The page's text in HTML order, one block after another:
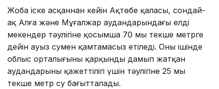
Жоба іске асқаннан кейін Ақтөбе қаласы, сондай-
ақ Алға және Мұғалжар аудандарындағы елді
мекендер тәулігіне қосымша 70 мың текше метрге
дейін ауыз сумен қамтамасыз етіледі. Оның ішінде
облыс орталығының қарқынды дамып жатқан
аудандарының қажеттілігі үшін тәулігіне 25 мың
текше метр су бағытталады.